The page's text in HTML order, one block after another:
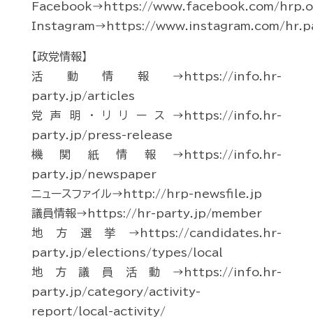
Facebook→https://www.facebook.com/
Instagram→https://www.instagram.com/
【政党情報】
活動情報→https://info.hr-
party.jp/articles
党声明・リリース→https://info.hr-
party.jp/press-release
機関紙情報→https://info.hr-
party.jp/newspaper
ニュースファイル→http://hrp-newsfile.jp
議員情報→https://hr-party.jp/member
地方選挙→https://candidates.hr-
party.jp/elections/types/local
地方議員活動→https://info.hr-
party.jp/category/activity-
report/local-activity/